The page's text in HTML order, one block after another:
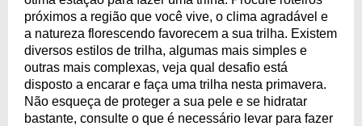
próximos a região que você vive, o clima agradável e
a natureza florescendo favorecem a sua trilha. Existem
diversos estilos de trilha, algumas mais simples e
outras mais complexas, veja qual desafio está
disposto a encarar e faça uma trilha nesta primavera.
Não esqueça de proteger a sua pele e se hidratar
bastante, consulte o que é necessário levar para fazer